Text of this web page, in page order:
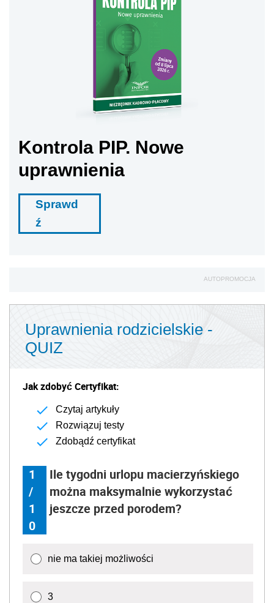
Kontrola PIP. Nowe
uprawnienia
Sprawd
ź
AUTOPROMOCJA
Uprawnienia rodzicielskie -
QUIZ
Jak zdobyć Certyfikat:
Czytaj artykuły
Rozwiązuj testy
Zdobądź certyfikat
1
/
1
0
Ile tygodni urlopu macierzyńskiego
można maksymalnie wykorzystać
jeszcze przed porodem?
nie ma takiej możliwości
3